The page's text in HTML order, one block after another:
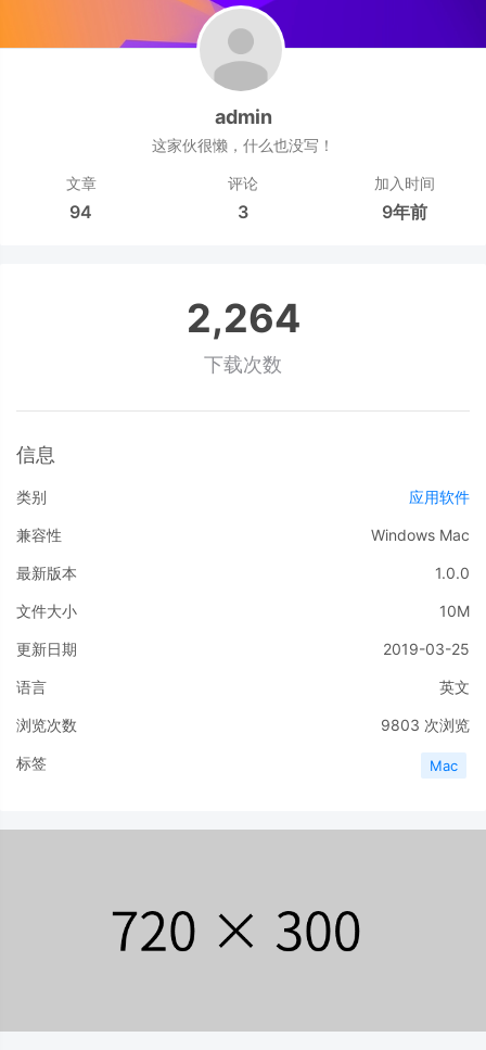
admin
这家伙很懒，什么也没写！
文章
94
评论
3
加入时间
9年前
2,264
下载次数
信息
类别 应用软件
兼容性 Windows Mac
最新版本 1.0.0
文件大小 10M
更新日期 2019-03-25
语言 英文
浏览次数 9803 次浏览
标签 Mac